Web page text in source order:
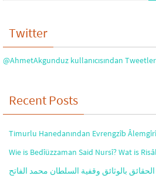
Twitter
@AhmetAkgunduz kullanıcısından Tweetler
Recent Posts
Timurlu Hanedanından Evrengzîb
Wie is Bedîüzzaman Said Nursî? Wat is